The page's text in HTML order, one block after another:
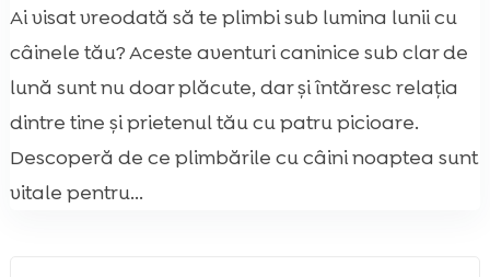
Ai visat vreodată să te plimbi sub lumina lunii cu
câinele tău? Aceste aventuri caninice sub clar de
lună sunt nu doar plăcute, dar și întăresc relația
dintre tine şi prietenul tău cu patru picioare.
Descoperă de ce plimbările cu câini noaptea sunt
vitale pentru...